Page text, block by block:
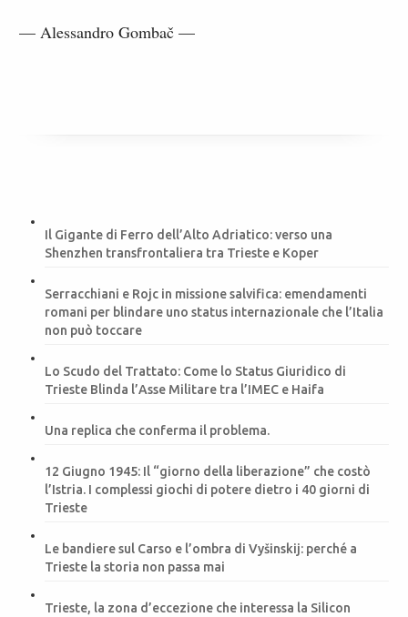
— Alessandro Gombač —
Il Gigante di Ferro dell’Alto Adriatico: verso una
Shenzhen transfrontaliera tra Trieste e Koper
Serracchiani e Rojc in missione salvifica: emendamenti
romani per blindare uno status internazionale che l’Italia
non può toccare
Lo Scudo del Trattato: Come lo Status Giuridico di
Trieste Blinda l’Asse Militare tra l’IMEC e Haifa
Una replica che conferma il problema.
12 Giugno 1945: Il “giorno della liberazione” che costò
l’Istria. I complessi giochi di potere dietro i 40 giorni di
Trieste
Le bandiere sul Carso e l’ombra di Vyšinskij: perché a
Trieste la storia non passa mai
Trieste, la zona d’eccezione che interessa la Silicon